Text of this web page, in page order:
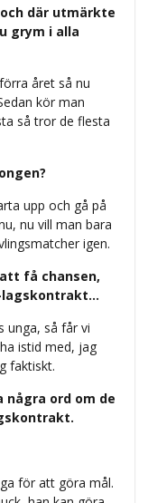
där utmärkte
grym i alla
året så nu
kör man
så tror de flesta
upp och gå på
nu vill man bara
igen.
få chansen,
lagskontrakt…
unga, så får vi
istid med, jag
faktiskt.
några ord om de
för att göra mål.